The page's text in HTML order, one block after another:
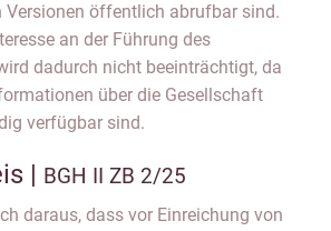
Versionen öffentlich abrufbar sind.
an der Führung des
dadurch nicht beeinträchtigt, da
über die Gesellschaft
verfügbar sind.
| BGH II ZB 2/25
daraus, dass vor Einreichung von